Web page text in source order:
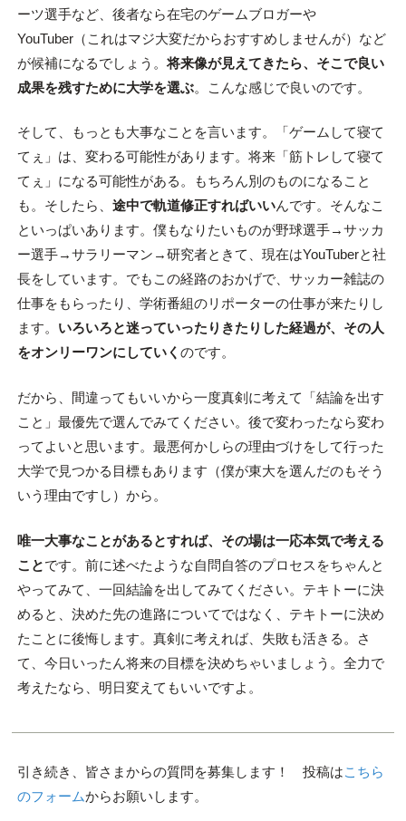
ーツ選手など、後者なら在宅のゲームブロガーや
YouTuber（これはマジ大変だからおすすめしませんが）など
が候補になるでしょう。将来像が見えてきたら、そこで良い
成果を残すために大学を選ぶ。こんな感じで良いのです。
そして、もっとも大事なことを言います。「ゲームして寝て
てぇ」は、変わる可能性があります。将来「筋トレして寝て
てぇ」になる可能性がある。もちろん別のものになること
も。そしたら、 途中で軌道修正すればいいんです。そんなこ
といっぱいあります。僕もなりたいものが野球選手→サッカ
ー選手→サラリーマン→研究者ときて、現在はYouTuberと社
長をしています。でもこの経路のおかげで、サッカー雑誌の
仕事をもらったり、学術番組のリポーターの仕事が来たりし
ます。 いろいろと迷っていったりきたりした経過が、その人
をオンリーワンにしていく のです。
だから、間違ってもいいから一度真剣に考えて「結論を出す
こと」最優先で選んでみてください。後で変わったなら変わ
ってよいと思います。最悪何かしらの理由づけをして行った
大学で見つかる目標もあります（僕が東大を選んだのもそう
いう理由ですし）から。
唯一大事なことがあるとすれば、その場は一応本気で考える
ことです。前に述べたような自問自答のプロセスをちゃんと
やってみて、一回結論を出してみてください。テキトーに決
めると、決めた先の進路についてではなく、テキトーに決め
たことに後悔します。真剣に考えれば、失敗も活きる。さ
て、今日いったん将来の目標を決めちゃいましょう。全力で
考えたなら、明日変えてもいいですよ。
引き続き、皆さまからの質問を募集します！ 投稿はこちら
のフォームからお願いします。